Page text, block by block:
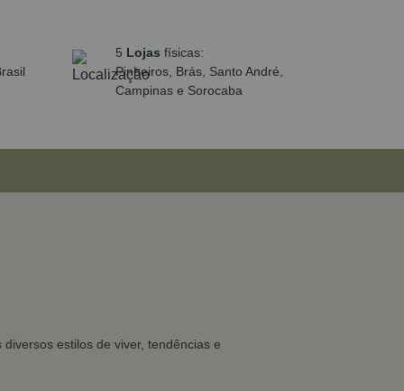
5 Lojas físicas:
Pinheiros, Brás, Santo André,
Campinas e Sorocaba
estilos de viver, tendências e